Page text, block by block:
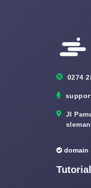
0274
Jl
domain
Tutorial